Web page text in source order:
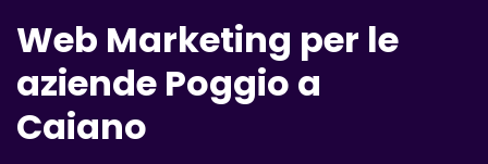
Web Marketing per le
aziende Poggio a
Caiano